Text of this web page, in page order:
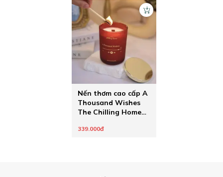
Nến thơm cao cấp A
Thousand Wishes
The Chilling Home
339.000đ